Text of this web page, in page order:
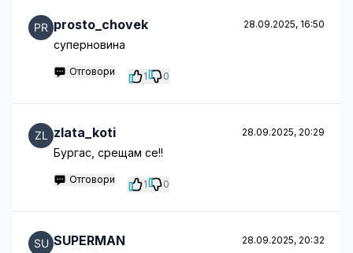
prosto_chovek 28.09.2025, 16:50
суперновина
Отговори 1 0
zlata_koti 28.09.2025, 20:29
Бургас, срещам се!!
Отговори 1 0
SUPERMAN 28.09.2025, 20:32